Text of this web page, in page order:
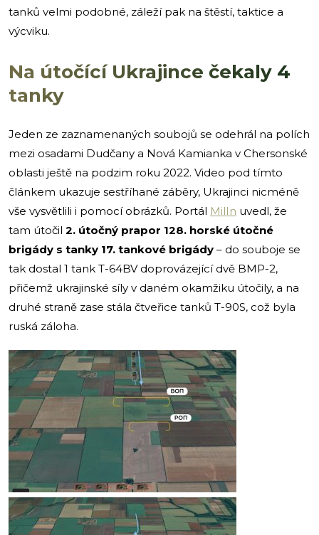
tanků velmi podobné, záleží pak na štěstí, taktice a
výcviku.
Na útočící Ukrajince čekaly 4
tanky
Jeden ze zaznamenaných soubojů se odehrál na polích
mezi osadami Dudčany a Nová Kamianka v Chersonské
oblasti ještě na podzim roku 2022. Video pod tímto
článkem ukazuje sestříhané záběry, Ukrajinci nicméně
vše vysvětlili i pomocí obrázků. Portál MilIn uvedl, že
tam útočil 2. útočný prapor 128. horské útočné
brigády s tanky 17. tankové brigády – do souboje se
tak dostal 1 tank T-64BV doprovázející dvě BMP-2,
přičemž ukrajinské síly v daném okamžiku útočily, a na
druhé straně zase stála čtveřice tanků T-90S, což byla
ruská záloha.